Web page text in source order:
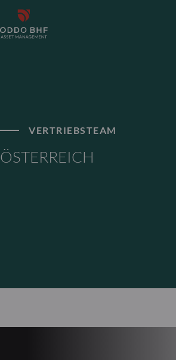
VERTRIEBSTEAM
ÖSTERREICH